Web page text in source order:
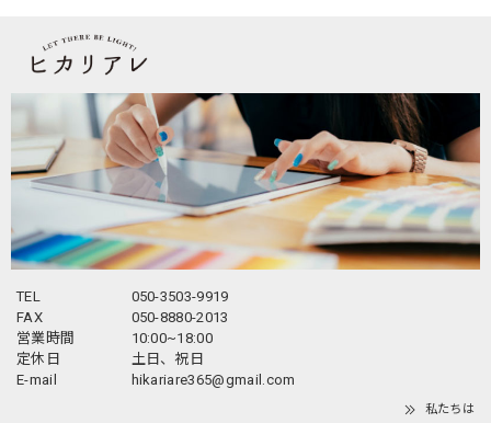
TEL
050-3503-9919
FAX
050-8880-2013
営業時間
10:00~18:00
定休日
土日、祝日
E-mail
hikariare365@gmail.com
私たちは